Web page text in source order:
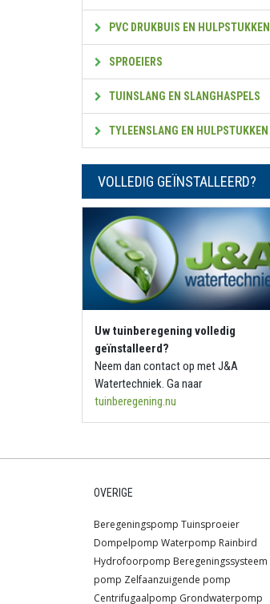
PVC DRUKBUIS EN HULPSTUKKEN
SPROEIERS
TUINSLANG EN SLANGHASPELS
TYLEENSLANG EN HULPSTUKKEN
VOLLEDIG GEÏNSTALLEERD?
Uw tuinberegening volledig
geïnstalleerd?
Neem dan contact op met J&A
Watertechniek. Ga naar
tuinberegening.nu
OVERIGE
Beregeningspomp Tuinsproeier
Dompelpomp Waterpomp Rainbird
Hydrofoorpomp Beregeningssysteem
pomp Zelfaanzuigende pomp
Centrifugaalpomp Grondwaterpomp